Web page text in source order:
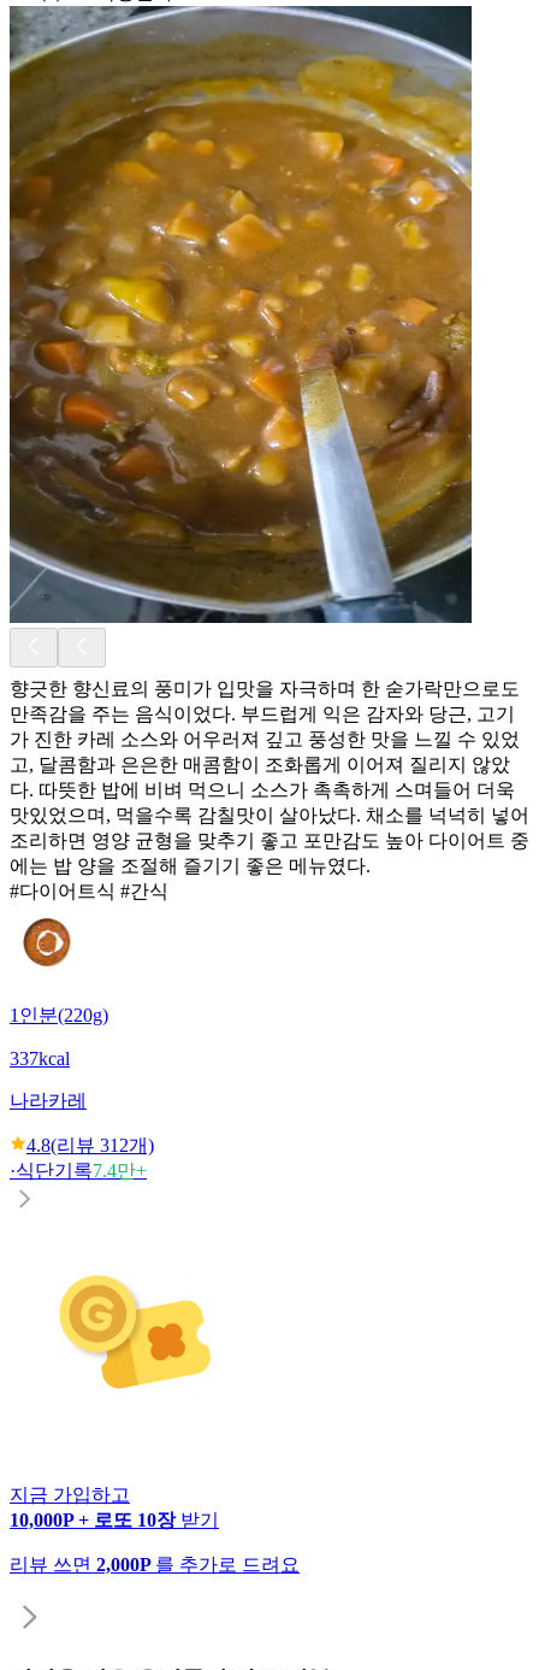
향긋한 향신료의 풍미가 입맛을 자극하며 한 숟가락만으로도
만족감을 주는 음식이었다. 부드럽게 익은 감자와 당근, 고기
가 진한 카레 소스와 어우러져 깊고 풍성한 맛을 느낄 수 있었
고, 달콤함과 은은한 매콤함이 조화롭게 이어져 질리지 않았
다. 따뜻한 밥에 비벼 먹으니 소스가 촉촉하게 스며들어 더욱
맛있었으며, 먹을수록 감칠맛이 살아났다. 채소를 넉넉히 넣어
조리하면 영양 균형을 맞추기 좋고 포만감도 높아 다이어트 중
에는 밥 양을 조절해 즐기기 좋은 메뉴였다.
#다이어트식 #간식
1인분(220g)
337kcal
나라카레
4.8(리뷰 312개)
·식단기록7.4만+
지금 가입하고
10,000P + 로또 10장 받기
리뷰 쓰면 2,000P 를 추가로 드려요